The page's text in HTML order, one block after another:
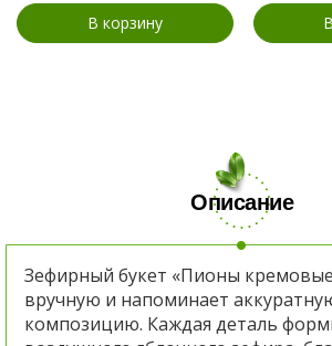
В корзину
Описание
Зефирный букет «Пионы
вручную и напоминает
композицию. Каждая деталь